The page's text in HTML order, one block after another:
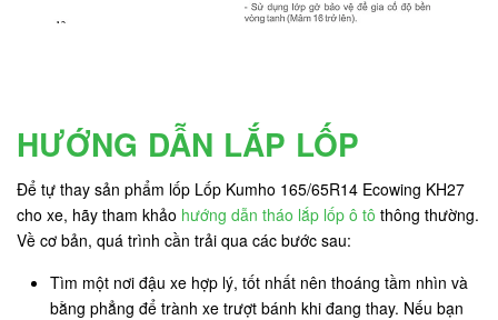
HƯỚNG DẪN LẮP LỐP
Để tự thay sản phẩm lốp Lốp Kumho 165/65R14 Ecowing KH27
cho xe, hãy tham khảo hướng dẫn tháo lắp lốp ô tô thông thường.
Về cơ bản, quá trình cần trải qua các bước sau:
Tìm một nơi đậu xe hợp lý, tốt nhất nên thoáng tầm nhìn và
bằng phẳng để trành xe trượt bánh khi đang thay. Nếu bạn